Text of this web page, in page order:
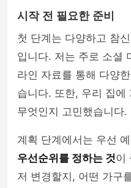
시작 전 필요한 준비
첫 단계는 다양하고 참
입니다. 저는 주로 소셜
라인 자료를 통해 다양
습니다. 또한, 우리 집에
무엇인지 고민했습니다.
계획 단계에서는 우선
우선순위를 정하는 것이
저 변경할지, 어떤 가구